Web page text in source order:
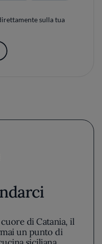
sulla tua
di Catania, il
un punto di